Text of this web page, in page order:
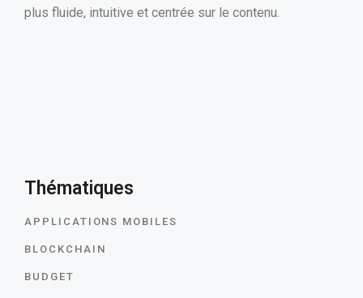
plus fluide, intuitive et centrée sur le contenu.
Thématiques
APPLICATIONS MOBILES
BLOCKCHAIN
BUDGET